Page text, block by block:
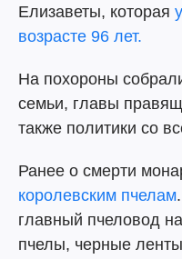
Елизаветы, которая
возрасте 96 лет.
На похороны
семьи, главы
также политики со
Ранее о смерти
королевским пчелам
главный пчеловод
пчелы, черные